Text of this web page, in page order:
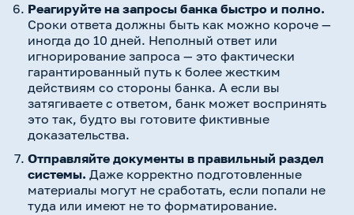
Реагируйте на запросы банка быстро и полно.
Сроки ответа должны быть как можно короче —
иногда до 10 дней. Неполный ответ или
игнорирование запроса — это фактически
гарантированный путь к более жестким
действиям со стороны банка. А если вы
затягиваете с ответом, банк может воспринять
это так, будто вы готовите фиктивные
доказательства.
Отправляйте документы в правильный раздел
системы. Даже корректно подготовленные
материалы могут не сработать, если попали не
туда или имеют не то форматирование.